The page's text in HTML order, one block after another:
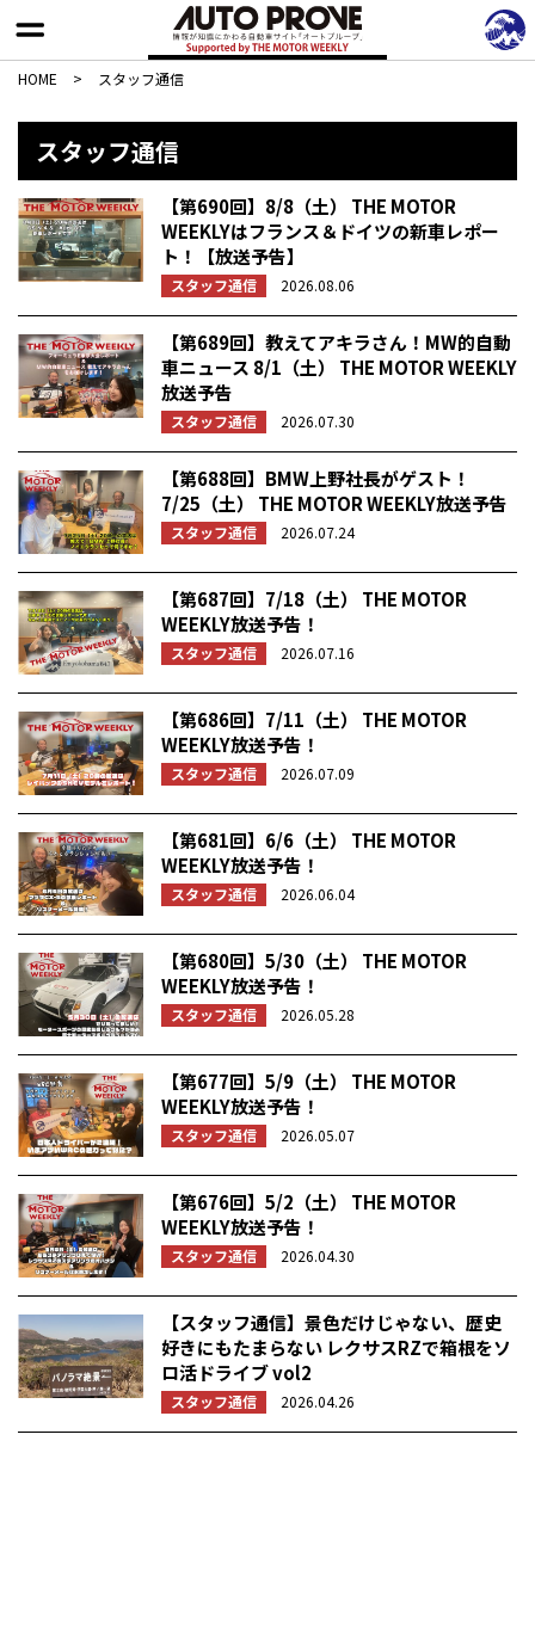
HOME > スタッフ通信
スタッフ通信
【第690回】8/8（土） THE MOTOR
WEEKLYはフランス＆ドイツの新車レポー
ト！【放送予告】
スタッフ通信 2026.08.06
【第689回】教えてアキラさん！MW的自動
車ニュース 8/1（土） THE MOTOR WEEKLY
放送予告
スタッフ通信 2026.07.30
【第688回】BMW上野社長がゲスト！
7/25（土） THE MOTOR WEEKLY放送予告
スタッフ通信 2026.07.24
【第687回】7/18（土） THE MOTOR
WEEKLY放送予告！
スタッフ通信 2026.07.16
【第686回】7/11（土） THE MOTOR
WEEKLY放送予告！
スタッフ通信 2026.07.09
【第681回】6/6（土） THE MOTOR
WEEKLY放送予告！
スタッフ通信 2026.06.04
【第680回】5/30（土） THE MOTOR
WEEKLY放送予告！
スタッフ通信 2026.05.28
【第677回】5/9（土） THE MOTOR
WEEKLY放送予告！
スタッフ通信 2026.05.07
【第676回】5/2（土） THE MOTOR
WEEKLY放送予告！
スタッフ通信 2026.04.30
【スタッフ通信】景色だけじゃない、歴史
好きにもたまらない レクサスRZで箱根をソ
ロ活ドライブ vol2
スタッフ通信 2026.04.26